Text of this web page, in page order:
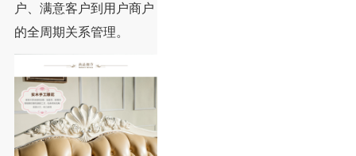
户、满意客户到用户商户
的全周期关系管理。